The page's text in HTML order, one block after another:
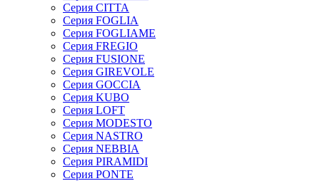
Серия CITTA
Серия FOGLIA
Серия FOGLIAME
Серия FREGIO
Серия FUSIONE
Серия GIREVOLE
Серия GOCCIA
Серия KUBO
Серия LOFT
Серия MODESTO
Серия NASTRO
Серия NEBBIA
Серия PIRAMIDI
Серия PONTE